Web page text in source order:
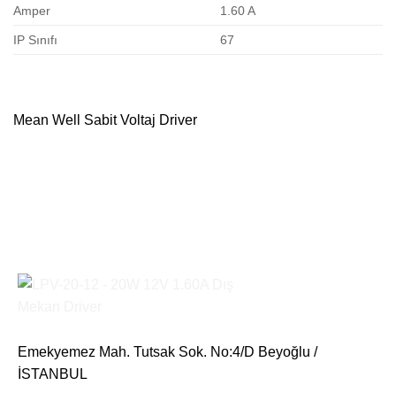
Amper 1.60 A
IP Sınıfı 67
Mean Well Sabit Voltaj Driver
Emekyemez Mah. Tutsak Sok. No:4/D Beyoğlu /
İSTANBUL